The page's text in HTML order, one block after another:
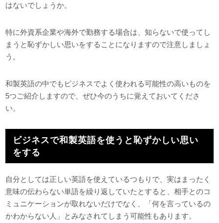
はないでしょうか。
特に外資系企業や海外で勤務する場合は、知らないで使ってし
まうと恥ずかしい思いをすることになりますので注意しましょ
う。
和製英語の中でもビジネスでよく使われる可能性の高いものを
5つご紹介しますので、ぜひ今のうちに覚えておいてくださ
い。
ビジネスで和製英語を使うと恥ずかしい思い
をする
自分としては正しい英語を使えているつもりで、実はまったく
意味の伝わらない単語を繰り返していたとすると、相手とのコ
ミュニケーションが取れないだけでなく、「何を言っているの
かわからない人」とみなされてしまう可能性もあります。